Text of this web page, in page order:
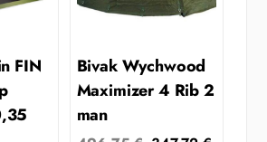
FIN
Bivak Wychwood
Maximizer 4 Rib 2
man